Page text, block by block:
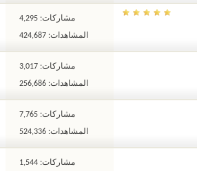
مشاركات: 4,295
المشاهدات: 424,687
مشاركات: 3,017
المشاهدات: 256,686
مشاركات: 7,765
المشاهدات: 524,336
مشاركات: 1,544